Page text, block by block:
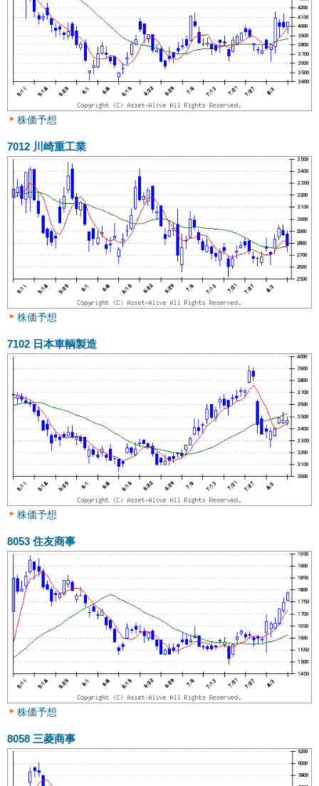
株価予想
7012 川崎重工業
株価予想
7102 日本車輌製造
株価予想
8053 住友商事
株価予想
8058 三菱商事